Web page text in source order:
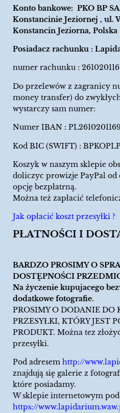
Konto bankowe: PKO BP SA
Konstancinie Jeziornej , ul.
Konstancin Jeziorna, Polska
Posiadacz rachunku :
numer rachunku :
Do przelewów z zagranicy
money transfer) do
wystarczy sam numer:
Numer IBAN :
Kod BIC (SWIFT) :
Koszyk w naszym sklepie
doliczyc prowizje PayPal od
opcję bezpłatrną.
Można też zapłacić
Jak opłacić koszt przesyłki ?
PŁATNOŚCI I
BARDZO PROSIMY O
DOSTĘPNOŚCI
Na życzenie kupujacego
dodatkowe fotografie.
PROSIMY O DODANIE DO
PRZESYŁKI, KTÓRY JEST
PRODUKT. Można tez
przesyłki.
Pod adresem http://
znajdują się galerie z
które posiadamy.
W sklepie internetowym pod
https://